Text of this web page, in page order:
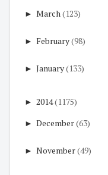
► March (123)
► February(98)
► January(133)
► 2014(1175)
► December(63)
► November(49)